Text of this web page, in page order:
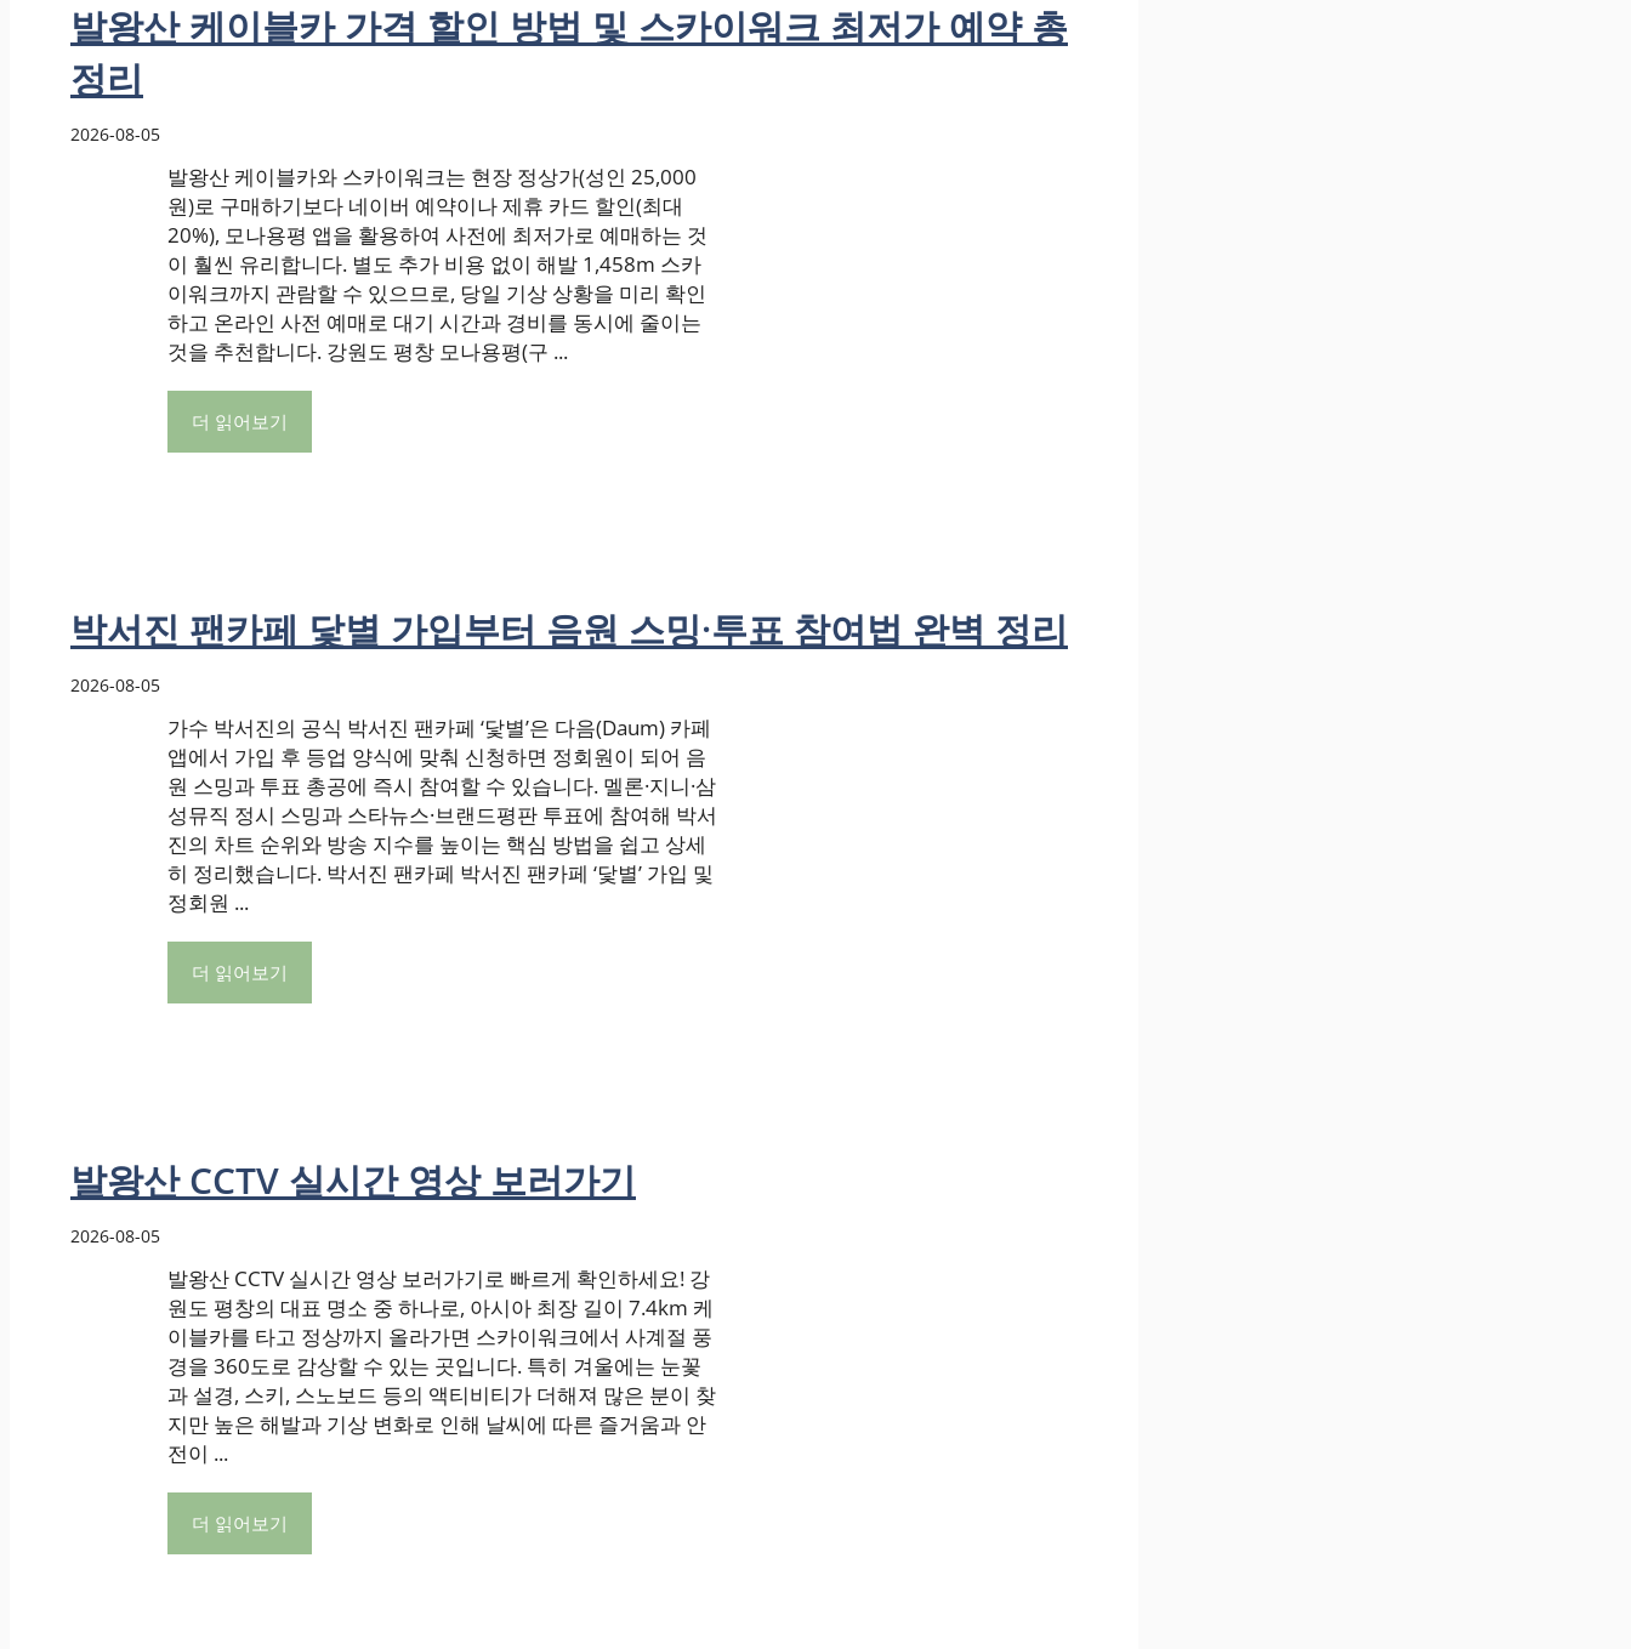
발왕산 케이블카 가격 할인 방법 및 스카이워크 최저가 예약 총
정리
2026-08-05
발왕산 케이블카와 스카이워크는 현장 정상가(성인 25,000
원)로 구매하기보다 네이버 예약이나 제휴 카드 할인(최대
20%), 모나용평 앱을 활용하여 사전에 최저가로 예매하는 것
이 훨씬 유리합니다. 별도 추가 비용 없이 해발 1,458m 스카
이워크까지 관람할 수 있으므로, 당일 기상 상황을 미리 확인
하고 온라인 사전 예매로 대기 시간과 경비를 동시에 줄이는
것을 추천합니다. 강원도 평창 모나용평(구 ...
더 읽어보기
박서진 팬카페 닻별 가입부터 음원 스밍·투표 참여법 완벽 정리
2026-08-05
가수 박서진의 공식 박서진 팬카페 ‘닻별’은 다음(Daum) 카페
앱에서 가입 후 등업 양식에 맞춰 신청하면 정회원이 되어 음
원 스밍과 투표 총공에 즉시 참여할 수 있습니다. 멜론·지니·삼
성뮤직 정시 스밍과 스타뉴스·브랜드평판 투표에 참여해 박서
진의 차트 순위와 방송 지수를 높이는 핵심 방법을 쉽고 상세
히 정리했습니다. 박서진 팬카페 박서진 팬카페 ‘닻별’ 가입 및
정회원 ...
더 읽어보기
발왕산 CCTV 실시간 영상 보러가기
2026-08-05
발왕산 CCTV 실시간 영상 보러가기로 빠르게 확인하세요! 강
원도 평창의 대표 명소 중 하나로, 아시아 최장 길이 7.4km 케
이블카를 타고 정상까지 올라가면 스카이워크에서 사계절 풍
경을 360도로 감상할 수 있는 곳입니다. 특히 겨울에는 눈꽃
과 설경, 스키, 스노보드 등의 액티비티가 더해져 많은 분이 찾
지만 높은 해발과 기상 변화로 인해 날씨에 따른 즐거움과 안
전이 ...
더 읽어보기